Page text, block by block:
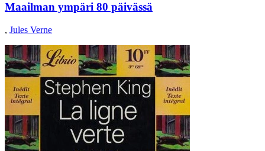
Maailman ympäri 80 päivässä
, Jules Verne